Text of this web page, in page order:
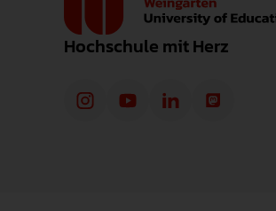
Hochschule mit Herz